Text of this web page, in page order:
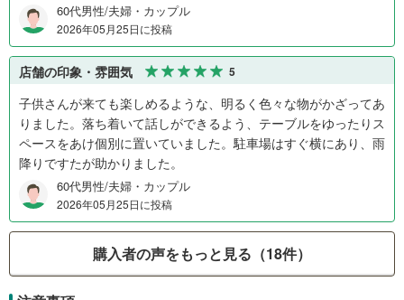
60代男性/夫婦・カップル
2026年05月25日に投稿
店舗の印象・雰囲気 5
子供さんが来ても楽しめるような、明るく色々な物がかざってあ
りました。落ち着いて話しができるよう、テーブルをゆったりス
ペースをあけ個別に置いていました。駐車場はすぐ横にあり、雨
降りですたが助かりました。
60代男性/夫婦・カップル
2026年05月25日に投稿
購入者の声をもっと見る（18件）